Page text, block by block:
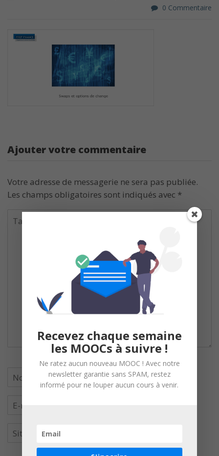
0 Commentaire
Ajouter votre commentaire
Votre adresse de messagerie ne sera pas publiée.
Les champs obligatoires sont indiqués avec *
Recevez chaque semaine
les MOOCs à suivre !
Ne ratez aucun nouveau MOOC ! Avec notre
newsletter garantie sans SPAM, restez
informé pour ne louper aucun cours à venir.